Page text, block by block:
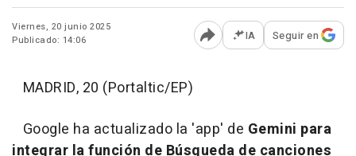
Viernes, 20 junio 2025
Publicado: 14:06
Abrir opciones para
IA Seguir en
MADRID, 20 (Portaltic/EP)
Google ha actualizado la 'app' de Gemini para
integrar la función de Búsqueda de canciones